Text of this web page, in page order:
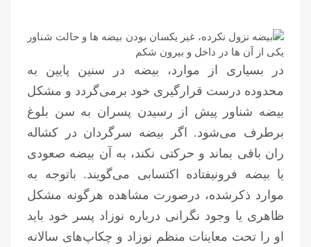
در بسیاری از موارد، بیضه در سنین پایین به
محدوده درست قرارگیری خود برمی‌گردد و مشکل
بیضه شناور پیش از رسیدن پسران به سن بلوغ
برطرف می‌شود. اگر بیضه سرگردان در کشاله
ران باقی بماند و حرکتی نکند، به آن بیضه صعودی
یا بیضه فرونیفتاده اکتسابی می‌گویند. باتوجه به
موارد ذکرشده، درصورت مشاهده هرگونه مشکل
ظاهری یا وجود نگرانی درباره نوزاد پسر خود باید
او را تحت معاینات منظم نوزاد و چکاپ‌های سالانه